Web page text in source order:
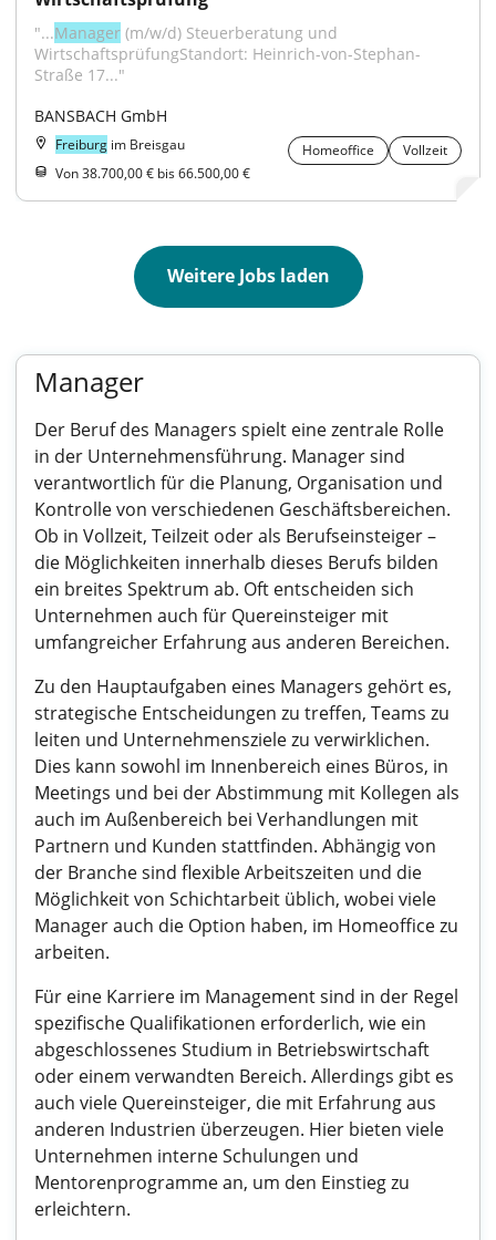
"...Manager (m/w/d) Steuerberatung und
WirtschaftsprüfungStandort: Heinrich-von-Stephan-
Straße 17..."
BANSBACH GmbH
Freiburg im Breisgau Homeoffice
Vollzeit
Von 38.700,00 € bis 66.500,00 €
Weitere Jobs laden
Manager
Der Beruf des Managers spielt eine zentrale Rolle
in der Unternehmensführung. Manager sind
verantwortlich für die Planung, Organisation und
Kontrolle von verschiedenen Geschäftsbereichen.
Ob in Vollzeit, Teilzeit oder als Berufseinsteiger –
die Möglichkeiten innerhalb dieses Berufs bilden
ein breites Spektrum ab. Oft entscheiden sich
Unternehmen auch für Quereinsteiger mit
umfangreicher Erfahrung aus anderen Bereichen.
Zu den Hauptaufgaben eines Managers gehört es,
strategische Entscheidungen zu treffen, Teams zu
leiten und Unternehmensziele zu verwirklichen.
Dies kann sowohl im Innenbereich eines Büros, in
Meetings und bei der Abstimmung mit Kollegen als
auch im Außenbereich bei Verhandlungen mit
Partnern und Kunden stattfinden. Abhängig von
der Branche sind flexible Arbeitszeiten und die
Möglichkeit von Schichtarbeit üblich, wobei viele
Manager auch die Option haben, im Homeoffice zu
arbeiten.
Für eine Karriere im Management sind in der Regel
spezifische Qualifikationen erforderlich, wie ein
abgeschlossenes Studium in Betriebswirtschaft
oder einem verwandten Bereich. Allerdings gibt es
auch viele Quereinsteiger, die mit Erfahrung aus
anderen Industrien überzeugen. Hier bieten viele
Unternehmen interne Schulungen und
Mentorenprogramme an, um den Einstieg zu
erleichtern.